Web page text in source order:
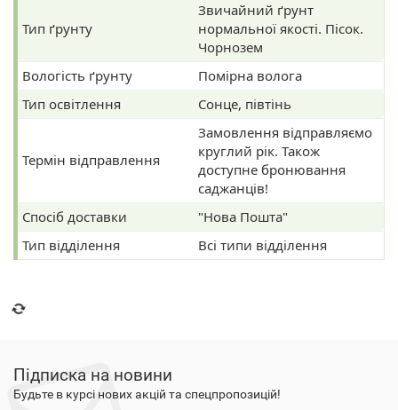
Тип ґрунту
Звичайний ґрунт
нормальної якості. Пісок.
Чорнозем
Вологість ґрунту
Помірна волога
Тип освітлення
Сонце, півтінь
Термін відправлення
Замовлення відправляємо
круглий рік. Також
доступне бронювання
саджанців!
Спосіб доставки
"Нова Пошта"
Тип відділення
Всі типи відділення
Підписка на новини
Будьте в курсі нових акцій та спецпропозицій!